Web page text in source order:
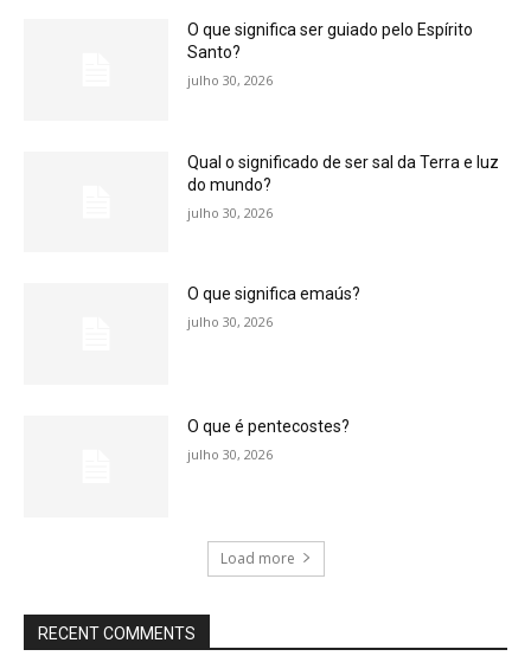
O que significa ser guiado pelo Espírito
Santo?
julho 30, 2026
Qual o significado de ser sal da Terra e luz
do mundo?
julho 30, 2026
O que significa emaús?
julho 30, 2026
O que é pentecostes?
julho 30, 2026
Load more
RECENT COMMENTS